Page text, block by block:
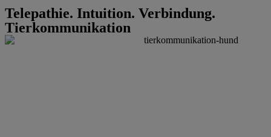
Telepathie. Intuition. Verbindung.
Tierkommunikation